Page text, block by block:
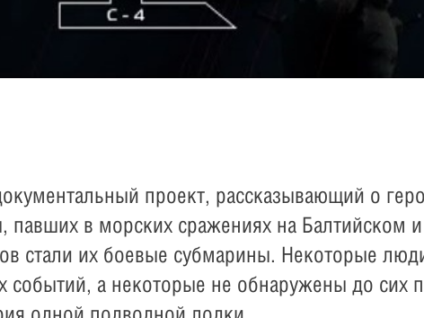
проект, рассказывающий о
павших в морских сражениях на Балтийском
стали их боевые субмарины. Некоторые
событий, а некоторые не обнаружены до сих